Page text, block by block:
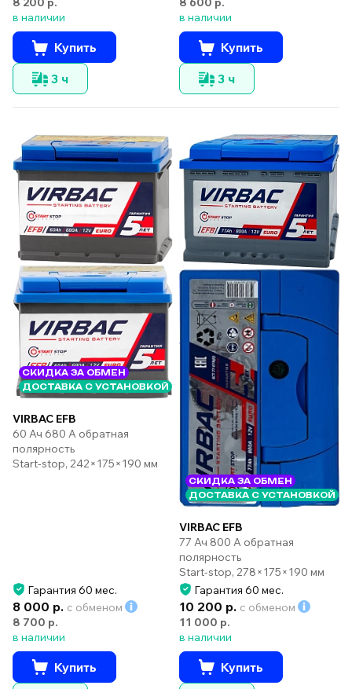
в наличии
Купить
3 ч
в наличии
Купить
3 ч
СКИДКА ЗА ОБМЕН
ДОСТАВКА С УСТАНОВКОЙ
VIRBAC EFB
60 Ач 680 А обратная
полярность
Start-stop, 242×175×190 мм
Гарантия 60 мес.
8 000 р. с обменом
8 700 р.
в наличии
Купить
СКИДКА ЗА ОБМЕН
ДОСТАВКА С УСТАНОВКОЙ
VIRBAC EFB
77 Ач 800 А обратная
полярность
Start-stop, 278×175×190 мм
Гарантия 60 мес.
10 200 р. с обменом
11 000 р.
в наличии
Купить